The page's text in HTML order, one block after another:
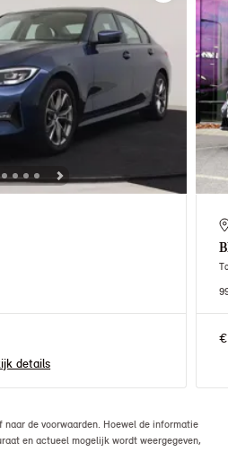
details
€
naar de voorwaarden. Hoewel de informatie
en actueel mogelijk wordt weergegeven,